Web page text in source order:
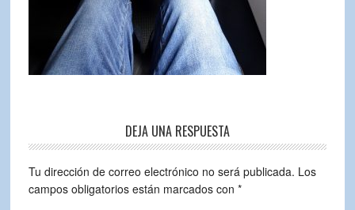
DEJA UNA RESPUESTA
Tu dirección de correo electrónico no será publicada. Los
campos obligatorios están marcados con *